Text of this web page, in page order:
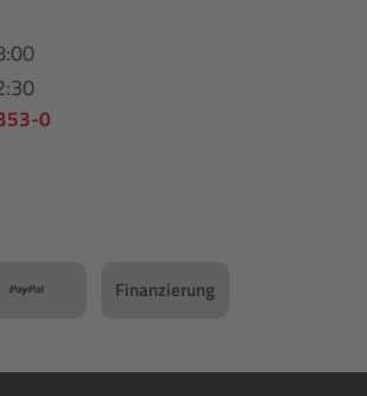
0
Finanzierung